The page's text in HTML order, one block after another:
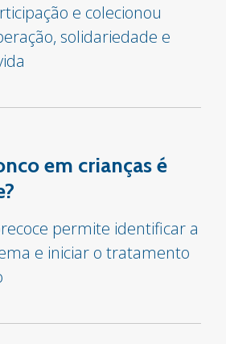
e colecionou
solidariedade e
em crianças é
permite identificar a
e iniciar o tratamento